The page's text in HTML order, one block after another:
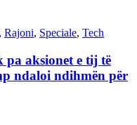
Rajoni, Speciale, Tech
aksionet e tij të
ndaloi ndihmën për